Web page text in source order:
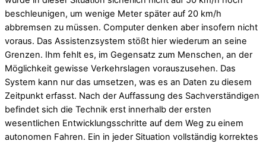
beschleunigen, um wenige Meter später auf 20 km/h
abbremsen zu müssen. Computer denken aber insofern nicht
voraus. Das Assistenzsystem stößt hier wiederum an seine
Grenzen. Ihm fehlt es, im Gegensatz zum Menschen, an der
Möglichkeit gewisse Verkehrslagen vorauszusehen. Das
System kann nur das umsetzen, was es an Daten zu diesem
Zeitpunkt erfasst. Nach der Auffassung des Sachverständigen
befindet sich die Technik erst innerhalb der ersten
wesentlichen Entwicklungsschritte auf dem Weg zu einem
autonomen Fahren. Ein in jeder Situation vollständig korrektes